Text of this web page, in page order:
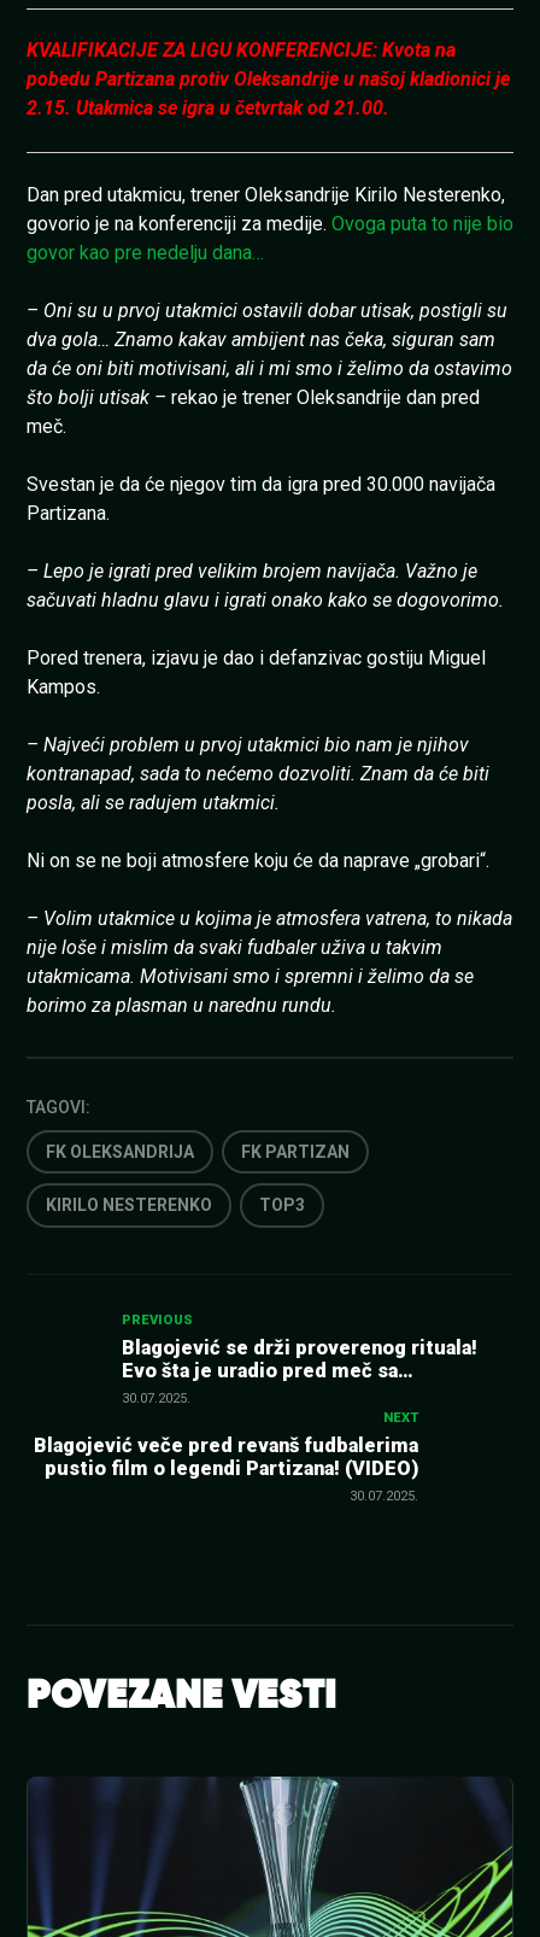
KVALIFIKACIJE ZA LIGU KONFERENCIJE: Kvota na
pobedu Partizana protiv Oleksandrije u našoj kladionici je
2.15. Utakmica se igra u četvrtak od 21.00.
Dan pred utakmicu, trener Oleksandrije Kirilo Nesterenko,
govorio je na konferenciji za medije. Ovoga puta to nije bio
govor kao pre nedelju dana…
– Oni su u prvoj utakmici ostavili dobar utisak, postigli su
dva gola… Znamo kakav ambijent nas čeka, siguran sam
da će oni biti motivisani, ali i mi smo i želimo da ostavimo
što bolji utisak – rekao je trener Oleksandrije dan pred
meč.
Svestan je da će njegov tim da igra pred 30.000 navijača
Partizana.
– Lepo je igrati pred velikim brojem navijača. Važno je
sačuvati hladnu glavu i igrati onako kako se dogovorimo.
Pored trenera, izjavu je dao i defanzivac gostiju Miguel
Kampos.
– Najveći problem u prvoj utakmici bio nam je njihov
kontranapad, sada to nećemo dozvoliti. Znam da će biti
posla, ali se radujem utakmici.
Ni on se ne boji atmosfere koju će da naprave „grobari“.
– Volim utakmice u kojima je atmosfera vatrena, to nikada
nije loše i mislim da svaki fudbaler uživa u takvim
utakmicama. Motivisani smo i spremni i želimo da se
borimo za plasman u narednu rundu.
TAGOVI:
FK OLEKSANDRIJA FK PARTIZAN
KIRILO NESTERENKO TOP3
Kretanje
članka
PREVIOUS
Blagojević se drži proverenog rituala!
Evo šta je uradio pred meč sa
Oleksandrijom (FOTO)
30.07.2025.
NEXT
Blagojević veče pred revanš fudbalerima
pustio film o legendi Partizana! (VIDEO)
30.07.2025.
POVEZANE VESTI